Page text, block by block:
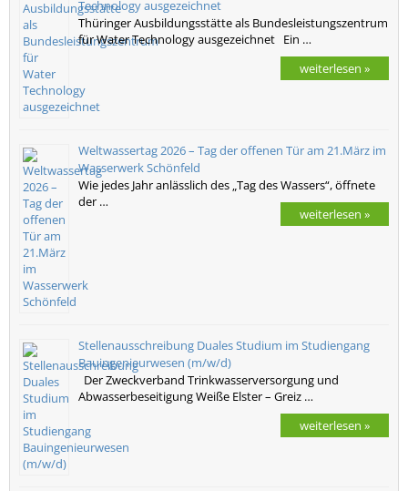
Technology ausgezeichnet
Thüringer Ausbildungsstätte als Bundesleistungszentrum
für Water Technology ausgezeichnet Ein …
weiterlesen »
Weltwassertag 2026 – Tag der offenen Tür am 21.März im
Wasserwerk Schönfeld
Wie jedes Jahr anlässlich des „Tag des Wassers“, öffnete
der …
weiterlesen »
Stellenausschreibung Duales Studium im Studiengang
Bauingenieurwesen (m/w/d)
Der Zweckverband Trinkwasserversorgung und
Abwasserbeseitigung Weiße Elster – Greiz …
weiterlesen »